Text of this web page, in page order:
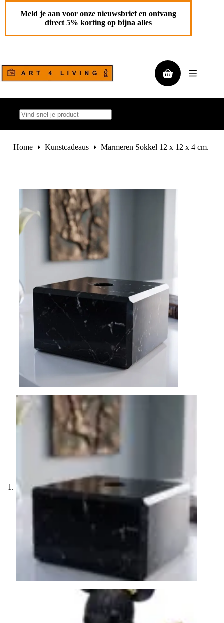
Ga
Marmeren Sokkel 12 x 12 x 4 cm.
€49,00
Toevoegen aan
winkelwagen
Meld je aan voor onze nieuwsbrief en ontvang
direct 5% korting op bijna alles
Winkelwagen
resultaten
Home
Kunstcadeaus Marmeren Sokkel 12 x 12 x 4 cm.